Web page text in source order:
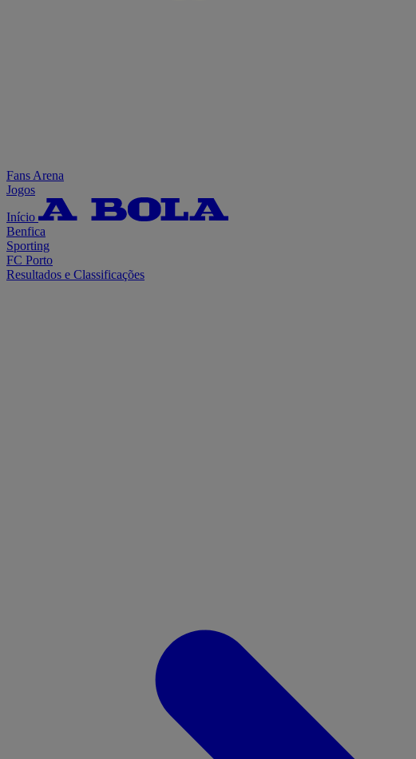
Fans Arena
Jogos
Início
Benfica
Sporting
FC Porto
Resultados e Classificações